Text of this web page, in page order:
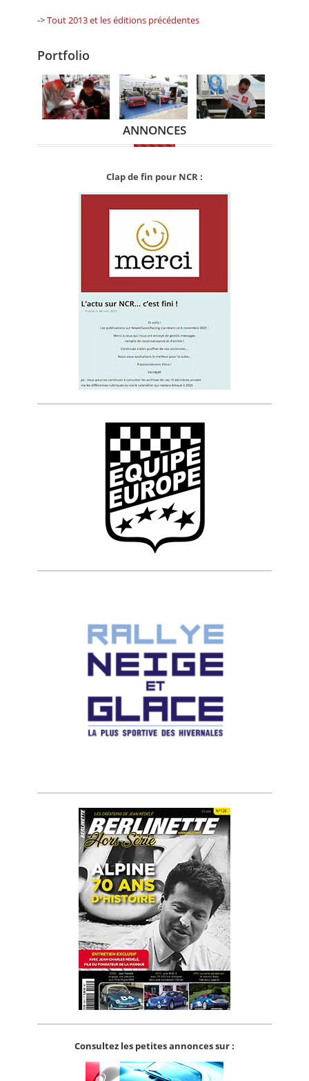
->Tout 2013 et les éditions précédentes
Portfolio
ANNONCES
Clap de fin pour NCR :
Consultez les petites annonces sur :